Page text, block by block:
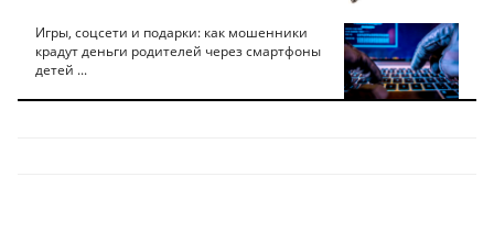
Игры, соцсети и подарки: как мошенники
крадут деньги родителей через смартфоны
детей ...